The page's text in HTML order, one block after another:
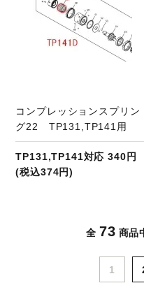
コンプレッションスプリン
グ22 TP131,TP141用
TP131,TP141対応 340円
(税込374円)
全 73 商品
1
次へ